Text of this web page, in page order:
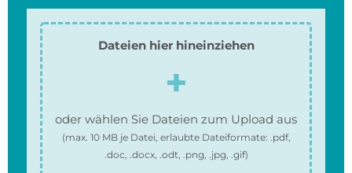
Dateien hier hineinziehen
oder wählen Sie Dateien zum Upload aus
(max. 10 MBje Datei, erlaubte Dateiformate: .pdf,
.doc, .docx, .odt, .png, .jpg, .gif)